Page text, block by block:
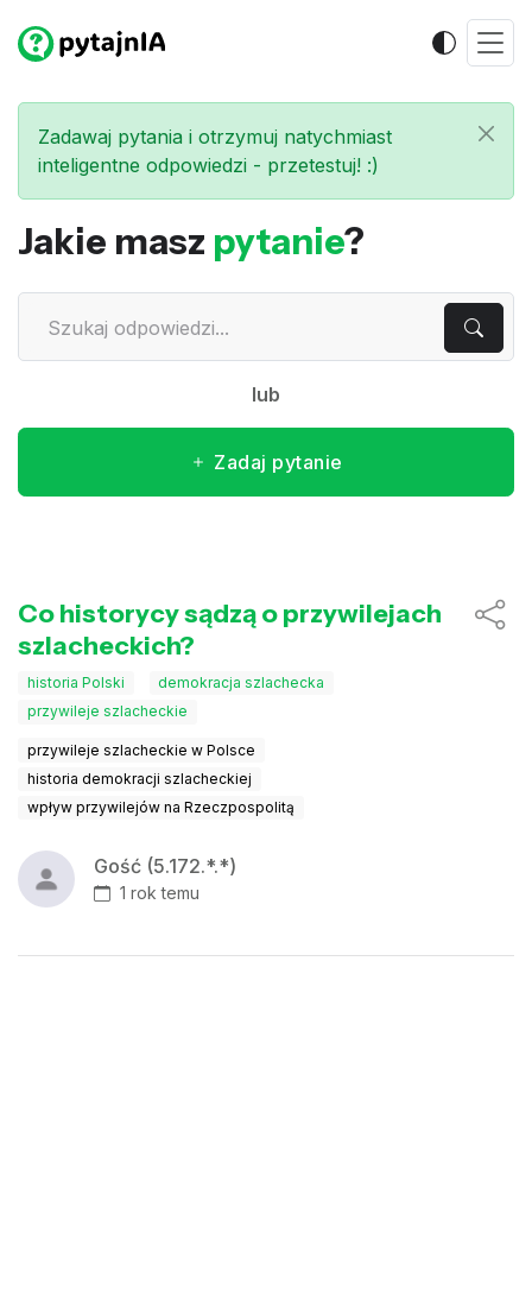
Zadawaj pytania i otrzymuj natychmiast
inteligentne odpowiedzi - przetestuj! :)
Jakie masz pytanie?
lub
Zadaj pytanie
Co historycy sądzą o przywilejach
szlacheckich?
historia Polski
demokracja szlachecka
przywileje szlacheckie
przywileje szlacheckie w Polsce
historia demokracji szlacheckiej
wpływ przywilejów na Rzeczpospolitą
Gość (5.172.*.*)
1 rok temu